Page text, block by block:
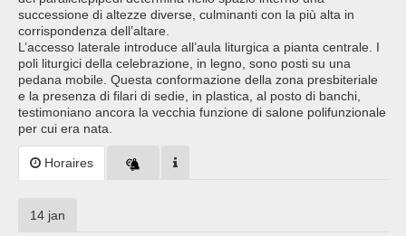
successione di altezze diverse, culminanti con la più alta in
corrispondenza dell’altare.
L’accesso laterale introduce all’aula liturgica a pianta centrale. I
poli liturgici della celebrazione, in legno, sono posti su una
pedana mobile. Questa conformazione della zona presbiteriale
e la presenza di filari di sedie, in plastica, al posto di banchi,
testimoniano ancora la vecchia funzione di salone polifunzionale
per cui era nata.
Horaires
14 jan